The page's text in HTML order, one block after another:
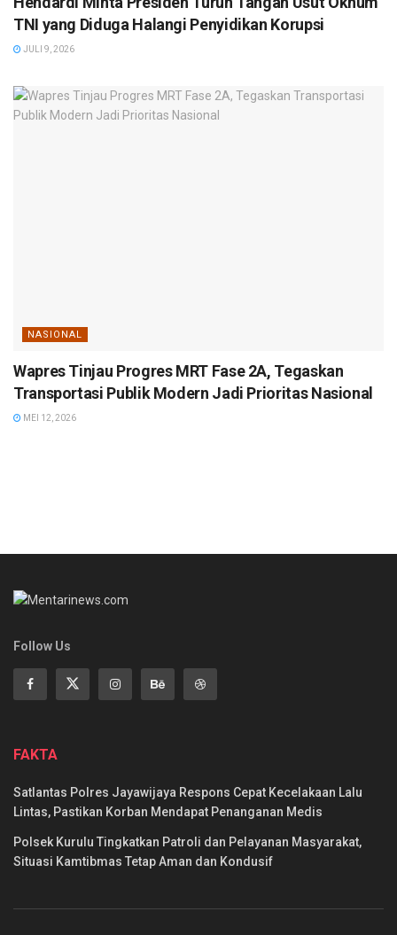
TNI yang Diduga Halangi Penyidikan Korupsi
JULI 9, 2026
NASIONAL
Wapres Tinjau Progres MRT Fase 2A, Tegaskan
Transportasi Publik Modern Jadi Prioritas Nasional
MEI 12, 2026
Follow Us
FAKTA
Satlantas Polres Jayawijaya Respons Cepat Kecelakaan Lalu
Lintas, Pastikan Korban Mendapat Penanganan Medis
Polsek Kurulu Tingkatkan Patroli dan Pelayanan Masyarakat,
Situasi Kamtibmas Tetap Aman dan Kondusif